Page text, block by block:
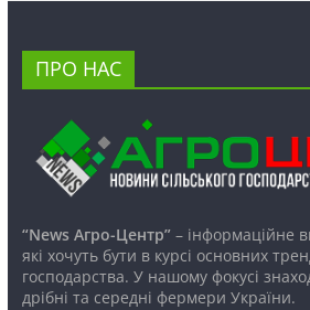
ПРО НАС
“News Агро-Центр”– інформаційне
які хочуть бути в курсі основних
господарства. У нашому фокусі
дрібні та середні фермери України.